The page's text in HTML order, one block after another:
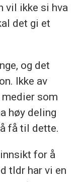
vil ikke si hva
det gi et
og det
Ikke av
som
høy deling
få til dette.
for å
tldr har vi en